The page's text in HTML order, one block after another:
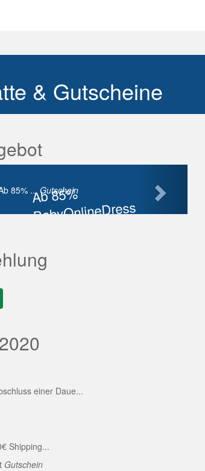
& Gutscheine
Ab 85%
BabyOnlineDress
ZEIGE CODE
85% ...Gutschein
einer Daue...
Shipping...
Gutschein